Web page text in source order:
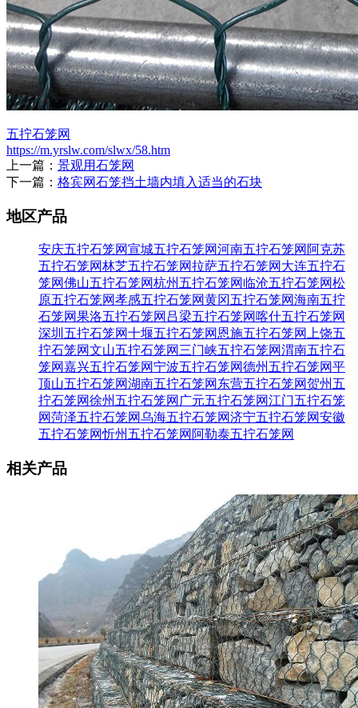
五拧石笼网
https://m.yrslw.com/slwx/58.htm
上一篇： 景观用石笼网
下一篇： 格宾网石笼挡土墙内填入适当的石块
地区产品
安庆五拧石笼网宣城五拧石笼网河南五拧石笼网 阿克苏
五拧石笼网林芝五拧石笼网拉萨五拧石笼网 大连五拧石
笼网佛山五拧石笼网杭州五拧石笼网 临沧五拧石笼网松
原五拧石笼网孝感五拧石笼网黄冈五拧石笼网海南五拧
石笼网果洛五拧石笼网 吕梁五拧石笼网 喀什五拧石笼网
深圳五拧石笼网十堰五拧石笼网 恩施五拧石笼网
上饶五
拧石笼网文山五拧石笼网 三门峡五拧石笼网渭南五拧石
笼网嘉兴五拧石笼网宁波五拧石笼网德州五拧石笼网平
顶山五拧石笼网湖南五拧石笼网 东营五拧石笼网贺州五
拧石笼网徐州五拧石笼网 广元五拧石笼网江门五拧石笼
网菏泽五拧石笼网乌海五拧石笼网济宁五拧石笼网安徽
五拧石笼网忻州五拧石笼网 阿勒泰五拧石笼网
相关产品